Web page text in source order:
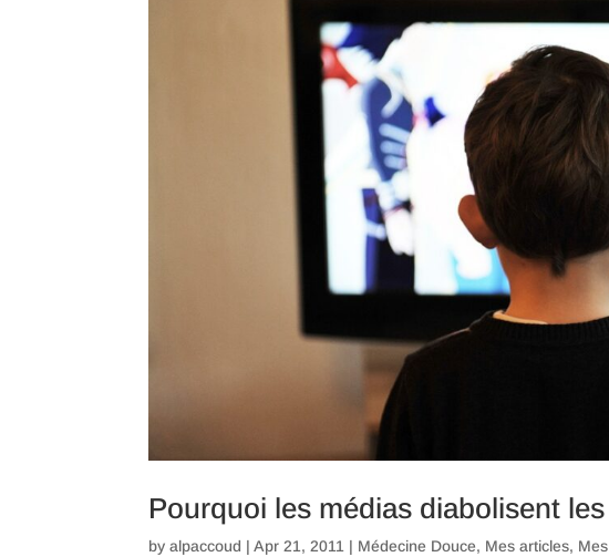
Pourquoi les médias diabolisent
byalpaccoud |Apr 21, 2011 | Médecine Douce, Mes articles,